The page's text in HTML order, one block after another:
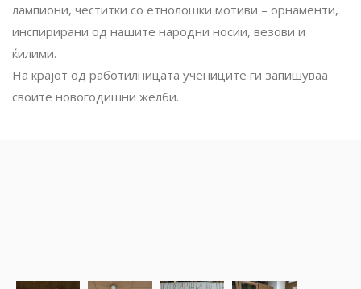
лампиони, честитки со етнолошки мотиви – орнаменти,
инспирирани од нашите народни носии, везови и
ќилими.
На крајот од работилницата учениците ги запишуваа
своите новогодишни желби.